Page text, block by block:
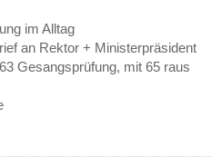
im Alltag
an Rektor + Ministerpräsident
Gesangsprüfung, mit 65 raus